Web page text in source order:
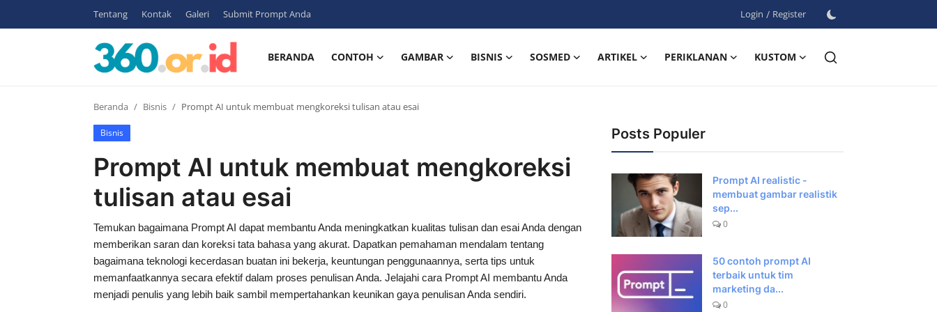
Tentang Kontak Galeri Submit Prompt Anda Login / Register
BERANDA CONTOH GAMBAR BISNIS SOSMED ARTIKEL PERIKLANAN
KUSTOM
Register
Beranda Bisnis Prompt AI untuk membuat mengkoreksi tulisan atau esai
Bisnis
Prompt AI untuk membuat mengkoreksi
tulisan atau esai
Temukan bagaimana Prompt AI dapat membantu Anda meningkatkan kualitas tulisan dan esai Anda dengan
memberikan saran dan koreksi tata bahasa yang akurat. Dapatkan pemahaman mendalam tentang
bagaimana teknologi kecerdasan buatan ini bekerja, keuntungan penggunaannya, serta tips untuk
memanfaatkannya secara efektif dalam proses penulisan Anda. Jelajahi cara Prompt AI membantu Anda
menjadi penulis yang lebih baik sambil mempertahankan keunikan gaya penulisan Anda sendiri.
Posts Populer
Prompt AI realistic -
membuat gambar realistik
sep...
0
50 contoh prompt AI
terbaik untuk tim
marketing da...
0